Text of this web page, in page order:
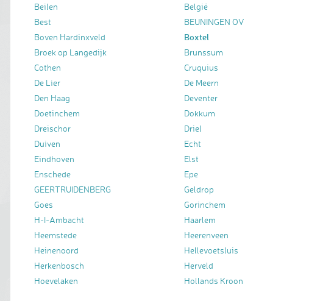
Beilen
België
Best
BEUNINGEN OV
Boven Hardinxveld
Boxtel
Broek op Langedijk
Brunssum
Cothen
Cruquius
De Lier
De Meern
Den Haag
Deventer
Doetinchem
Dokkum
Dreischor
Driel
Duiven
Echt
Eindhoven
Elst
Enschede
Epe
GEERTRUIDENBERG
Geldrop
Goes
Gorinchem
H-I-Ambacht
Haarlem
Heemstede
Heerenveen
Heinenoord
Hellevoetsluis
Herkenbosch
Herveld
Hoevelaken
Hollands Kroon